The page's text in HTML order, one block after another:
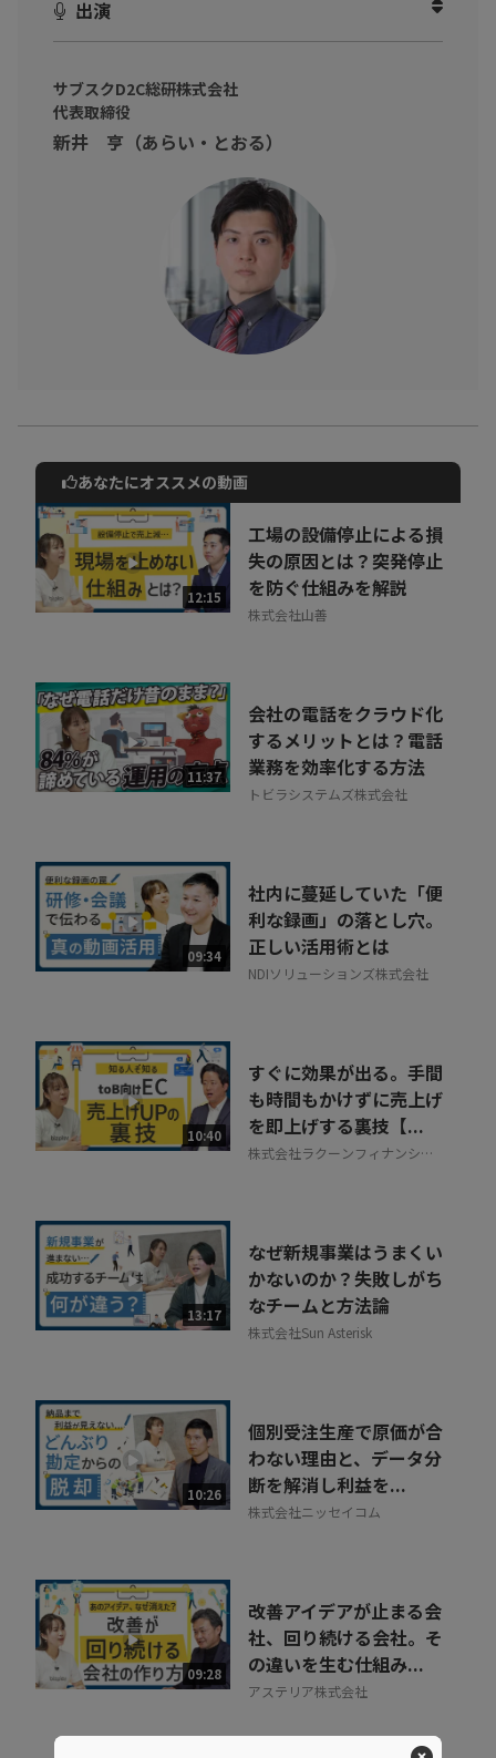
出演
サブスクD2C総研株式会社
代表取締役
新井 亨（あらい・とおる）
動画でご紹介しているサービスについて
お気軽にご相談・ご質問いただけます！
30秒でお申し込み可能
相談を希望する 無料
あなたにオススメの動画
12:15
工場の設備停止による損
失の原因とは？突発停止
を防ぐ仕組みを解説
株式会社山善
11:37
会社の電話をクラウド化
するメリットとは？電話
業務を効率化する方法
トビラシステムズ株式会社
09:34
社内に蔓延していた「便
利な録画」の落とし穴。
正しい活用術とは
NDIソリューションズ株式会社
10:40
すぐに効果が出る。手間
も時間もかけずに売上げ
を即上げする裏技【...
株式会社ラクーンフィナンシャ
13:17
なぜ新規事業はうまくい
かないのか？失敗しがち
なチームと方法論
株式会社Sun Asterisk
10:26
個別受注生産で原価が合
わない理由と、データ分
断を解消し利益を...
株式会社ニッセイコム
09:28
改善アイデアが止まる会
社、回り続ける会社。そ
の違いを生む仕組み...
アステリア株式会社